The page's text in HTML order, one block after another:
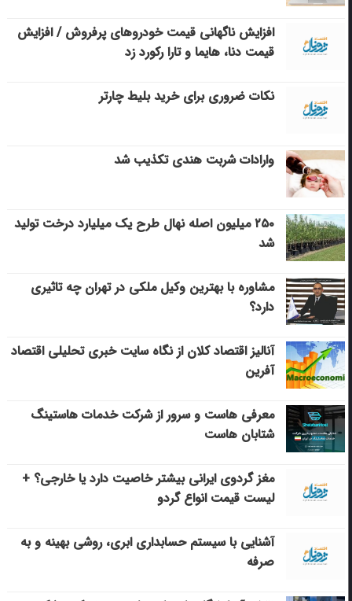
افزایش ناگهانی قیمت خودروهای پرفروش / افزایش
قیمت دنا، هایما و تارا رکورد زد
نکات ضروری برای خرید بلیط چارتر
وارادات شربت هندی تکذیب شد
۲۵۰ میلیون اصله نهال طرح یک میلیارد درخت تولید
شد
مشاوره با بهترین وکیل ملکی در تهران چه تاثیری
دارد؟
آنالیز اقتصاد کلان از نگاه سایت خبری تحلیلی اقتصاد
آفرین
معرفی هاست و سرور از شرکت خدمات هاستینگ
شتابان هاست
مغز گردوی ایرانی بیشتر خاصیت دارد یا خارجی؟ +
لیست قیمت انواع گردو
آشنایی با سیستم حسابداری ابری، روشی بهینه و به
صرفه